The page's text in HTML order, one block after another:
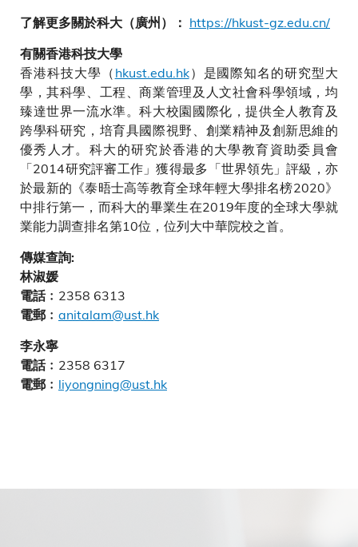
了解更多關於科大（廣州）： https://hkust-gz.edu.cn/
有關香港科技大學
香港科技大學（hkust.edu.hk）是國際知名的研究型大
學，其科學、工程、商業管理及人文社會科學領域，均
臻達世界一流水準。科大校園國際化，提供全人教育及
跨學科研究，培育具國際視野、創業精神及創新思維的
優秀人才。科大的研究於香港的大學教育資助委員會
「2014研究評審工作」獲得最多「世界領先」評級，亦
於最新的《泰晤士高等教育全球年輕大學排名榜2020》
中排行第一，而科大的畢業生在2019年度的全球大學就
業能力調查排名第10位，位列大中華院校之首。
傳媒查詢:
林淑媛
電話﹕ 2358 6313
電郵﹕ anitalam@ust.hk
李永寧
電話﹕ 2358 6317
電郵﹕ liyongning@ust.hk